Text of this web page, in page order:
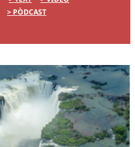
PÒDCAST